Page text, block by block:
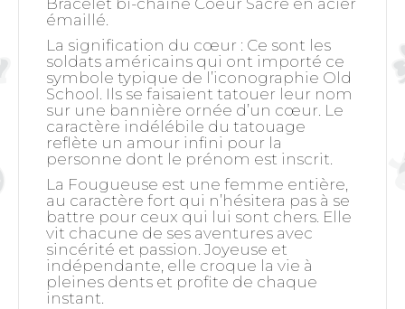
Bracelet bi-chaine Coeur Sacré en acier
émaillé.
La signification du cœur : Ce sont les
soldats américains qui ont importé ce
symbole typique de l’iconographie Old
School. Ils se faisaient tatouer leur nom
sur une bannière ornée d’un cœur. Le
caractère indélébile du tatouage
reflète un amour infini pour la
personne dont le prénom est inscrit.
La Fougueuse est une femme entière,
au caractère fort qui n’hésitera pas à se
battre pour ceux qui lui sont chers. Elle
vit chacune de ses aventures avec
sincérité et passion. Joyeuse et
indépendante, elle croque la vie à
pleines dents et profite de chaque
instant.